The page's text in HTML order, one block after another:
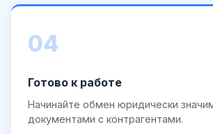
04
Готово к работе
Начинайте обмен юридически
документами с контрагентами.